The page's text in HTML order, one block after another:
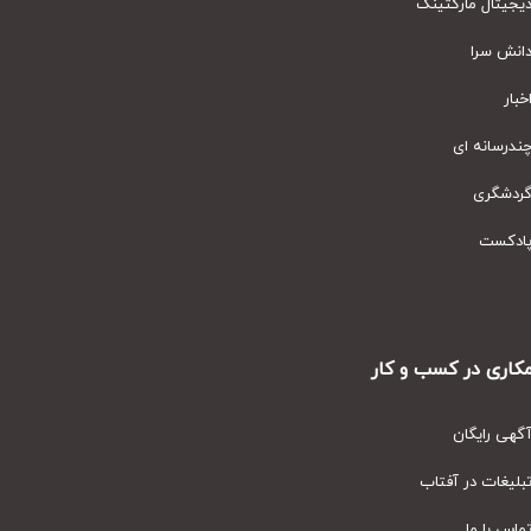
مارکتینگ
سرا
ای
در کسب و کار
رایگان
در آفتاب